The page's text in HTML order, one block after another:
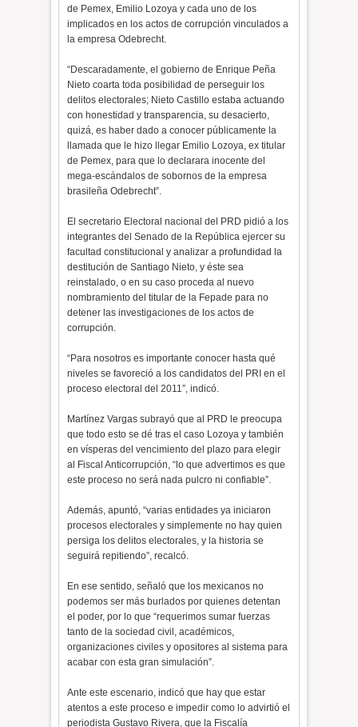
de Pemex, Emilio Lozoya y cada uno de los
implicados en los actos de corrupción vinculados a
la empresa Odebrecht.
“Descaradamente, el gobierno de Enrique Peña
Nieto coarta toda posibilidad de perseguir los
delitos electorales; Nieto Castillo estaba actuando
con honestidad y transparencia, su desacierto,
quizá, es haber dado a conocer públicamente la
llamada que le hizo llegar Emilio Lozoya, ex titular
de Pemex, para que lo declarara inocente del
mega-escándalos de sobornos de la empresa
brasileña Odebrecht”.
El secretario Electoral nacional del PRD pidió a los
integrantes del Senado de la República ejercer su
facultad constitucional y analizar a profundidad la
destitución de Santiago Nieto, y éste sea
reinstalado, o en su caso proceda al nuevo
nombramiento del titular de la Fepade para no
detener las investigaciones de los actos de
corrupción.
“Para nosotros es importante conocer hasta qué
niveles se favoreció a los candidatos del PRI en el
proceso electoral del 2011”, indicó.
Martínez Vargas subrayó que al PRD le preocupa
que todo esto se dé tras el caso Lozoya y también
en vísperas del vencimiento del plazo para elegir
al Fiscal Anticorrupción, “lo que advertimos es que
este proceso no será nada pulcro ni confiable”.
Además, apuntó, “varias entidades ya iniciaron
procesos electorales y simplemente no hay quien
persiga los delitos electorales, y la historia se
seguirá repitiendo”, recalcó.
En ese sentido, señaló que los mexicanos no
podemos ser más burlados por quienes detentan
el poder, por lo que “requerimos sumar fuerzas
tanto de la sociedad civil, académicos,
organizaciones civiles y opositores al sistema para
acabar con esta gran simulación”.
Ante este escenario, indicó que hay que estar
atentos a este proceso e impedir como lo advirtió el
periodista Gustavo Rivera, que la Fiscalía